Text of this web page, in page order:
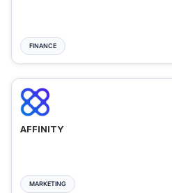
FINANCE
AFFINITY
MARKETING